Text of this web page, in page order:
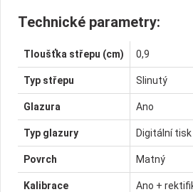
Technické parametry:
Tloušťka střepu (cm) 0,9
Typ střepu Slinutý
Glazura Ano
Typ glazury Digitální tisk
Povrch Matný
Kalibrace Ano +